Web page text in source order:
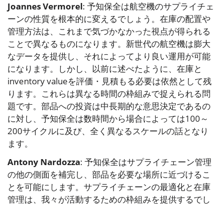
Joannes Vermorel: 予知保全は航空機のサプライチェ
ーンの性質を根本的に変えるでしょう。在庫の配置や
管理方法は、これまで気づかなかった視点が得られる
ことで異なるものになります。新世代の航空機は膨大
なデータを提供し、それによってより良い運用が可能
になります。しかし、以前に述べたように、在庫と
inventory valueを評価・見積もる必要は依然として残
ります。これらは異なる時間の枠組みで捉えられる問
題です。部品への投資は中長期的な意思決定であるの
に対し、予知保全は数時間から場合によっては100～
200サイクルに及び、全く異なるスケールの話となり
ます。
Antony Nardozza: 予知保全はサプライチェーン管理
の他の側面を補完し、部品を必要な場所に近づけるこ
とを可能にします。サプライチェーンの最適化と在庫
管理は、我々が活動するための枠組みを提供するでし